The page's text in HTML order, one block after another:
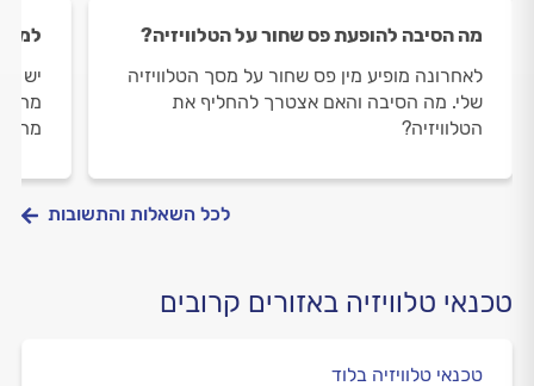
מה הסיבה להופעת פס שחור על הטלוויזיה?
לאחרונה מופיע מין פס שחור על מסך הטלוויזיה
שלי. מה הסיבה והאם אצטרך להחליף את
הטלוויזיה?
למה
מה
לכל השאלות והתשובות
טכנאי טלוויזיה באזורים קרובים
טכנאי טלוויזיה בלוד